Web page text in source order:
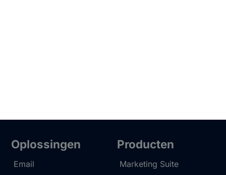
Oplossingen
Email
Producten
Marketing Suite